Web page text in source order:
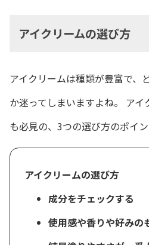
アイクリームの選び方
アイクリームは種類が豊富で、
か迷ってしまいますよね。 ア
も必見の、3つの選び方のポイン
アイクリームの選び方
成分をチェックする
使用感や香りや好みの